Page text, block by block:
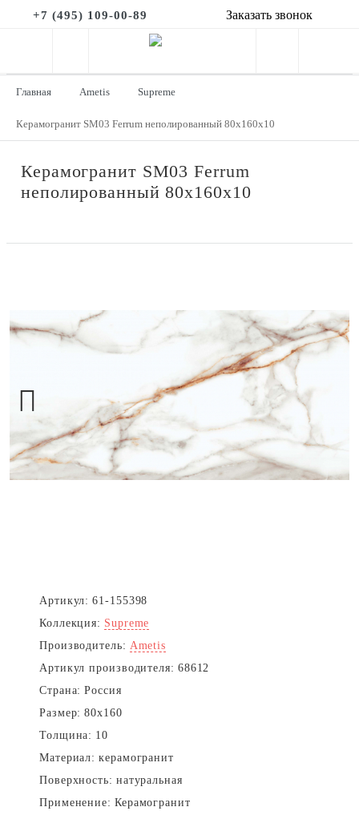
+7 (495) 109-00-89 Заказать звонок
Главная Ametis Supreme
Керамогранит SM03 Ferrum неполированный 80x160x10
Керамогранит SM03 Ferrum
неполированный 80x160x10
Next
Артикул: 61-155398
Коллекция: Supreme
Производитель: Ametis
Артикул производителя: 68612
Страна: Россия
Размер: 80x160
Толщина: 10
Материал: керамогранит
Поверхность: натуральная
Применение: Керамогранит